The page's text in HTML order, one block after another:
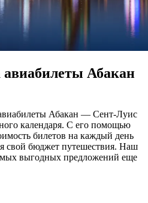
авиабилеты Абакан
Абакан — Сент-Луис
календаря. С его помощью
билетов на каждый день
свой бюджет путешествия. Наш
выгодных предложений еще